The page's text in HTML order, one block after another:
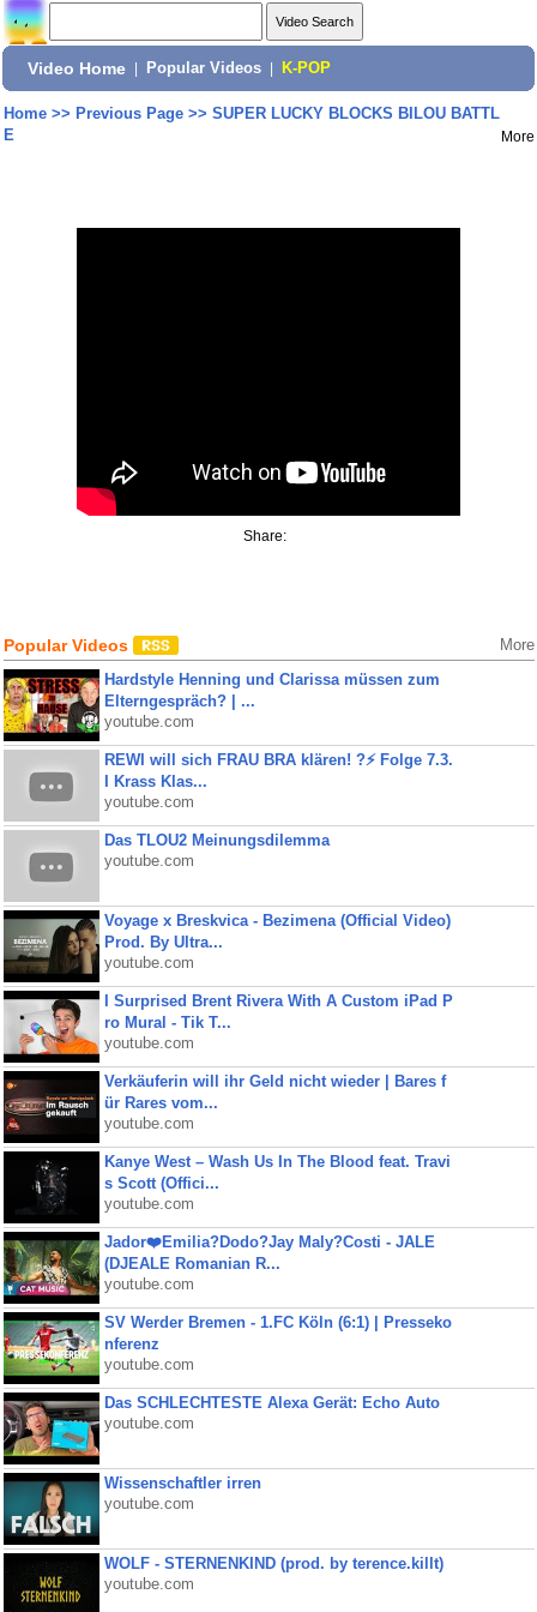
Video Home Popular Videos K-POP
Home>> Previous Page>> SUPER LUCKY BLOCKS BILOU BATTL
E
More
Share:
Popular Videos More
Hardstyle Henning und Clarissa müssen zum
Elterngespräch? | ...
youtube.com
REWI will sich FRAU BRA klären! ?⚡️ Folge 7.3.
I Krass Klas...
youtube.com
Das TLOU2 Meinungsdilemma
youtube.com
Voyage x Breskvica - Bezimena (Official Video)
Prod. By Ultra...
youtube.com
I Surprised Brent Rivera With A Custom iPad P
ro Mural - Tik T...
youtube.com
Verkäuferin will ihr Geld nicht wieder | Bares f
ür Rares vom...
youtube.com
Kanye West – Wash Us In The Blood feat. Travi
s Scott (Offici...
youtube.com
Jador❤️Emilia?Dodo?Jay Maly?Costi - JALE
(DJEALE Romanian R...
youtube.com
SV Werder Bremen - 1.FC Köln (6:1) | Presseko
nferenz
youtube.com
Das SCHLECHTESTE Alexa Gerät: Echo Auto
youtube.com
Wissenschaftler irren
youtube.com
WOLF - STERNENKIND (prod. by terence.killt)
youtube.com